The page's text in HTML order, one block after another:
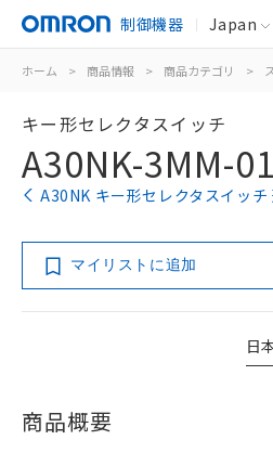
制御機器 Japan
ホーム > 商品情報 > 商品カテゴリ >
キー形セレクタスイッチ
A30NK-3MM-
A30NK キー形セレクタスイッ
マイリストに追加
日
商品概要